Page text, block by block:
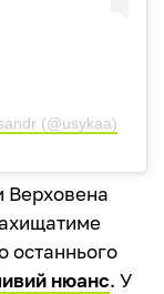
(@usykaa)
Верховена
останнього
нюанс. У